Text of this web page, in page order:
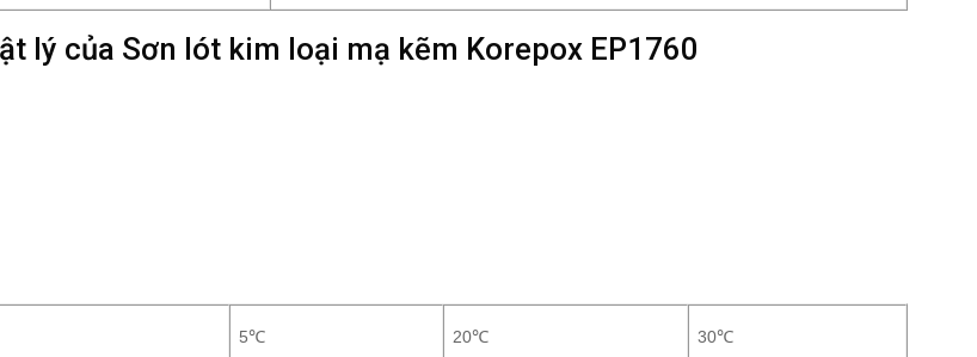
lý của Sơn lót kim loại mạ kẽm Korepox EP1760
5℃ 20℃ 30℃